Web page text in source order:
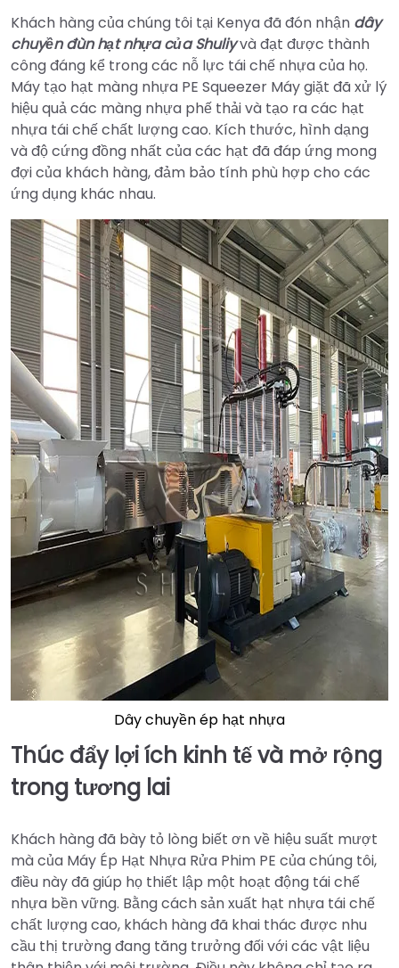
Khách hàng của chúng tôi tại Kenya đã đón nhận dây
chuyền đùn hạt nhựa của Shuliyvà đạt được thành
công đáng kể trong các nỗ lực tái chế nhựa của họ.
Máy tạo hạt màng nhựa PE Squeezer Máy giặt đã xử lý
hiệu quả các màng nhựa phế thải và tạo ra các hạt
nhựa tái chế chất lượng cao. Kích thước, hình dạng
và độ cứng đồng nhất của các hạt đã đáp ứng mong
đợi của khách hàng, đảm bảo tính phù hợp cho các
ứng dụng khác nhau.
Dây chuyền ép hạt nhựa
Thúc đẩy lợi ích kinh tế và mở rộng
trong tương lai
Khách hàng đã bày tỏ lòng biết ơn về hiệu suất mượt
mà của Máy Ép Hạt Nhựa Rửa Phim PE của chúng tôi,
điều này đã giúp họ thiết lập một hoạt động tái chế
nhựa bền vững. Bằng cách sản xuất hạt nhựa tái chế
chất lượng cao, khách hàng đã khai thác được nhu
cầu thị trường đang tăng trưởng đối với các vật liệu